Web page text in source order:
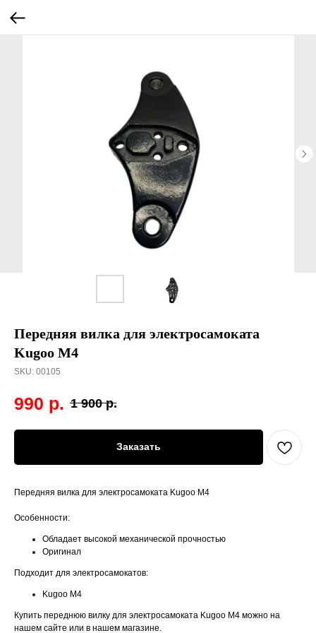
Передняя вилка для электросамоката
Kugoo M4
SKU: 00105
990 р. 1 900 р.
Заказать
Передняя вилка для электросамоката Kugoo M4
Особенности:
Обладает высокой механической прочностью
Оригинал
Подходит для электросамокатов:
Kugoo M4
Купить переднюю вилку для электросамоката Kugoo M4 можно на
нашем сайте или в нашем магазине.